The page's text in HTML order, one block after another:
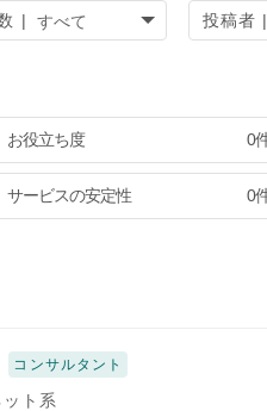
| 投稿者 |
お役立ち度 0
サービスの安定性 0
コンサルタント
ト系